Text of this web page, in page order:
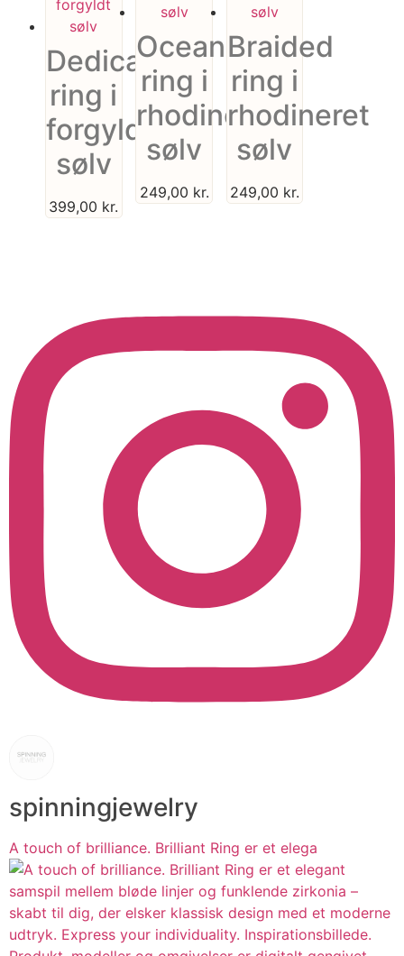
Dedication
ring i
forgyldt
sølv
399,00 kr.
Ocean
ring i
rhodineret
sølv
249,00 kr.
Braided
ring i
rhodineret
sølv
249,00 kr.
spinningjewelry
A touch of brilliance. Brilliant Ring er et elega